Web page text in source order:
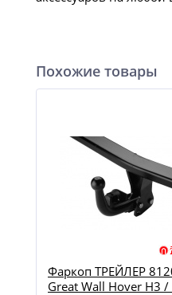
Похожие товары
Фаркоп ТРЕЙЛЕР
Great Wall Hover Н3